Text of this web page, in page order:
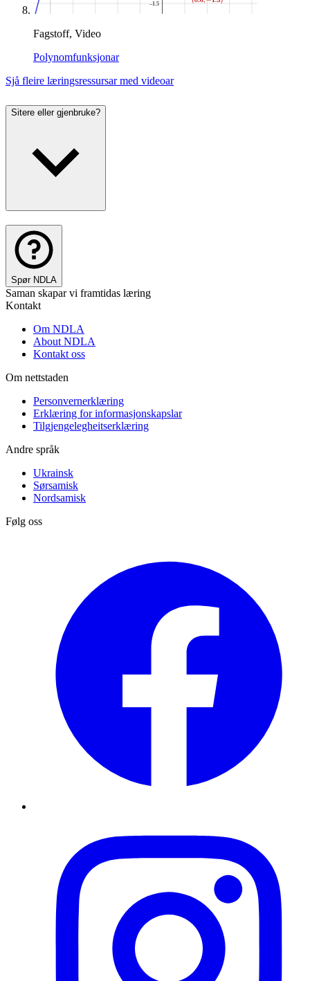
Fagstoff, Video
Polynomfunksjonar
Sjå fleire læringsressursar med videoar
Sitere eller gjenbruke?
Spør NDLA
Saman skapar vi framtidas læring
Kontakt
Om NDLA
About NDLA
Kontakt oss
Om nettstaden
Personvernerklæring
Erklæring for informasjonskapslar
Tilgjengelegheitserklæring
Andre språk
Ukrainsk
Sørsamisk
Nordsamisk
Følg oss